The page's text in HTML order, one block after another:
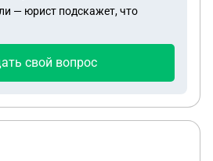
— юрист подскажет, что
свой вопрос